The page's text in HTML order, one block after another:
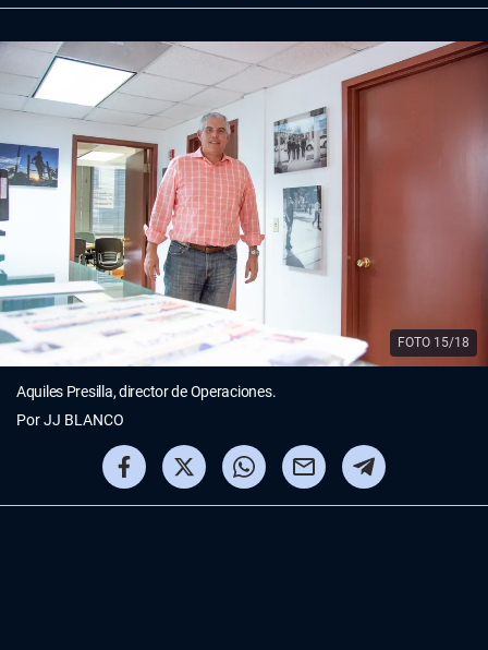
FOTO 15/18
PorJJ BLANCO
Aquiles Presilla, director de Operaciones.